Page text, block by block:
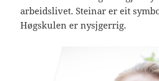
arbeidslivet. Steinar er eit
Høgskulen er nysjgerrig.